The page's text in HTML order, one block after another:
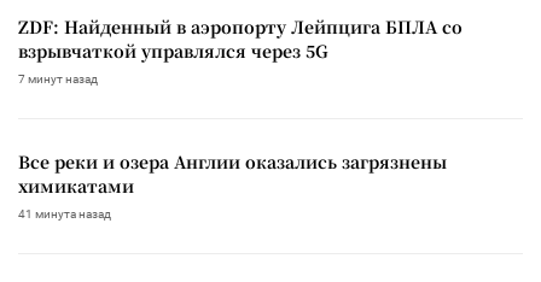
ZDF: Найденный в аэропорту Лейпцига БПЛА со
взрывчаткой управлялся через 5G
7 минут назад
Все реки и озера Англии оказались загрязнены
химикатами
41 минута назад